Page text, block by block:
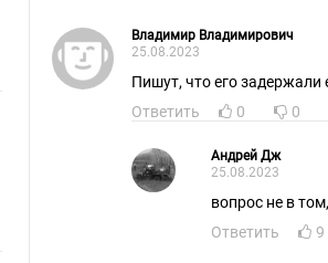
Владимир Владимирович
25.08.2023
Ответить
0 0
Андрей Дж
25.08.2023
вопрос не в
Ответить
9